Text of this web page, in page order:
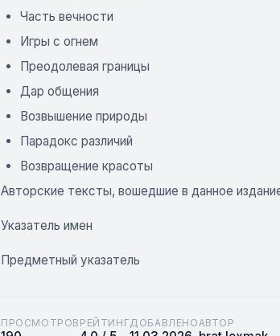
Часть вечности
Игры с огнем
Преодолевая границы
Дар общения
Возвышение природы
Парадокс различий
Возвращение красоты
Авторские тексты, вошедшие в данное
Указатель имен
Предметный указатель
ПРОСМОТРОВ РЕЙТИНГДОБАВЛЕНОАВТОР